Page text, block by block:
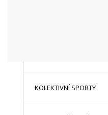
KOLEKTIVNÍ SPORTY